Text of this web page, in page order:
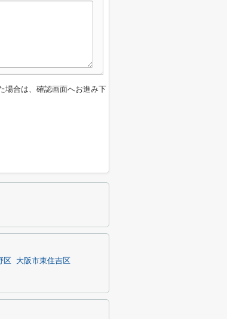
場合は、確認画面へお進み下
区
大阪市東住吉区